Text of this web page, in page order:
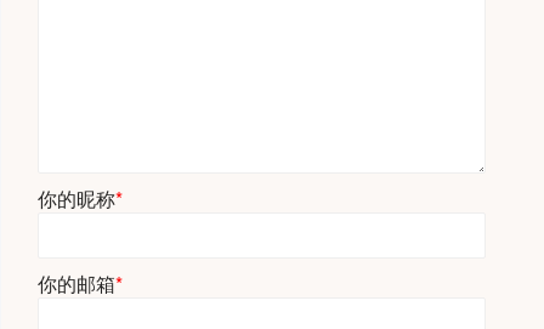
你的昵称*
你的邮箱*